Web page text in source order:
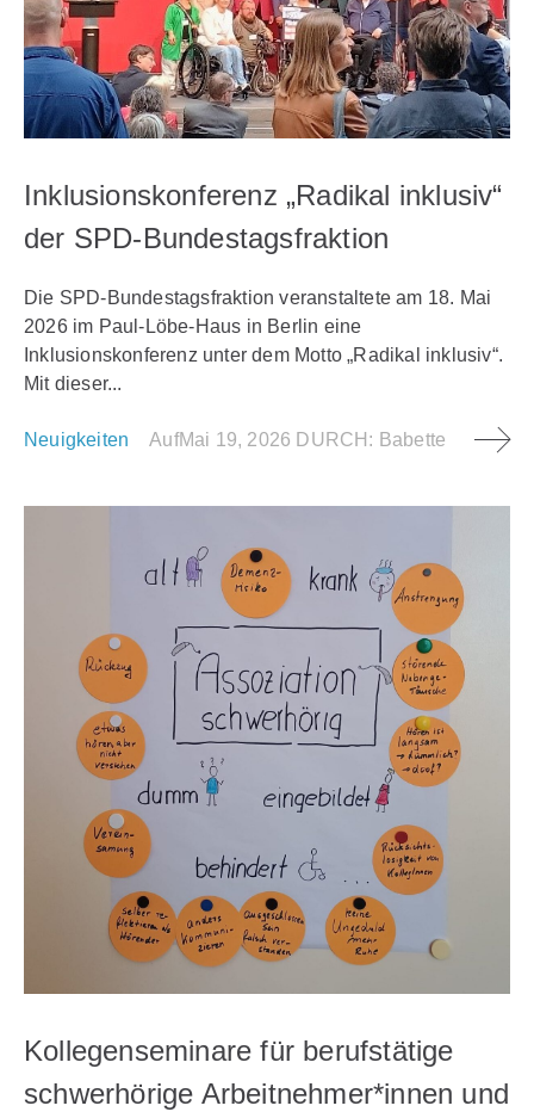
Inklusionskonferenz „Radikal inklusiv“
der SPD-Bundestagsfraktion
Die SPD-Bundestagsfraktion veranstaltete am 18. Mai
2026 im Paul-Löbe-Haus in Berlin eine
Inklusionskonferenz unter dem Motto „Radikal inklusiv“.
Mit dieser...
Neuigkeiten AufMai 19, 2026 DURCH: Babette
Kollegenseminare für berufstätige
schwerhörige Arbeitnehmer*innen und